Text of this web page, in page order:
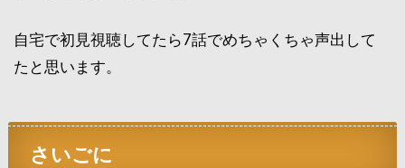
自宅で初見視聴してたら7話でめちゃくちゃ声出して
たと思います。
さいごに